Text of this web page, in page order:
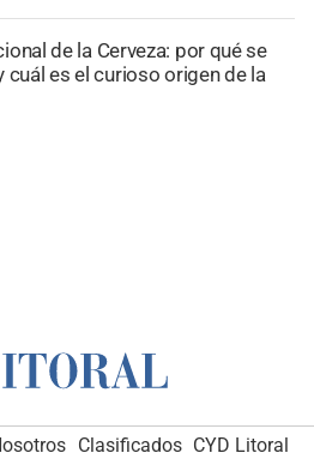
de la Cerveza: por qué se
es el curioso origen de la
Clasificados CYD Litoral